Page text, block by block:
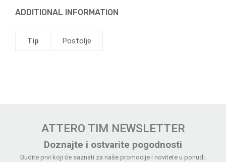
ADDITIONAL INFORMATION
Tip Postolje
ATTERO TIM NEWSLETTER
Doznajte i ostvarite pogodnosti
Budite prvi koji će saznati za naše promocije i novitete u ponudi.